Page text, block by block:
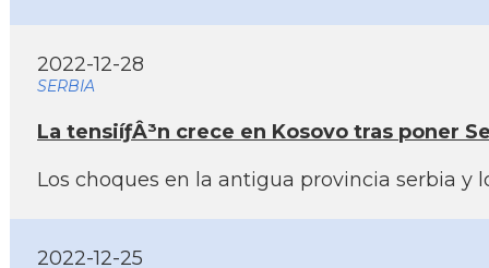
2022-12-28
SERBIA
La tensiíƒÂ³n crece en Kosovo tras poner
Los choques en la antigua provincia serbia y
2022-12-25